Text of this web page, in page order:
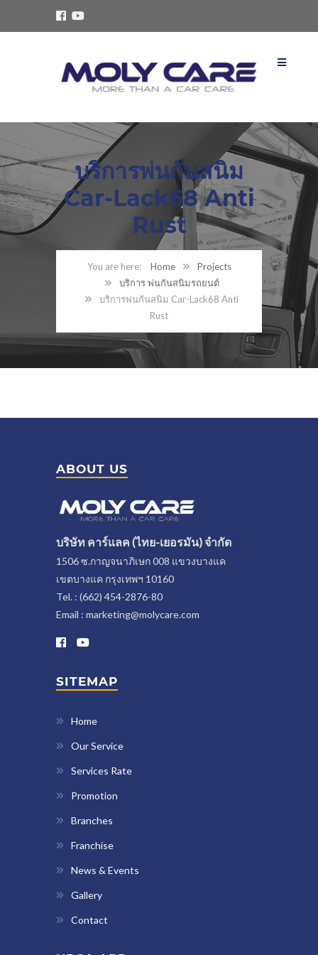
บริการพ่นกันสนิม
Car-Lack68 Anti
Rust
Home
Projects
บริการ พ่นกันสนิมรถยนต์
บริการพ่นกันสนิม Car-Lack68 Anti
Rust
ABOUT US
บริษัท คาร์แลค (ไทย-เยอรมัน) จำกัด
1506 ซ.กาญจนาภิเษก 008 แขวงบางแค
เขตบางแค กรุงเทพฯ 10160
Tel. : (662) 454-2876-80
Email : marketing@molycare.com
SITEMAP
Home
Our Service
Services Rate
Promotion
Branches
Franchise
News & Events
Gallery
Contact